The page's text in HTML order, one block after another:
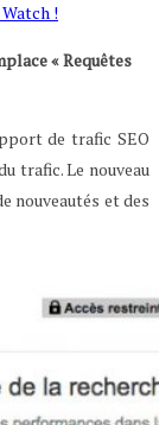
« Requêtes
de trafic SEO
trafic. Le nouveau
nouveautés et des